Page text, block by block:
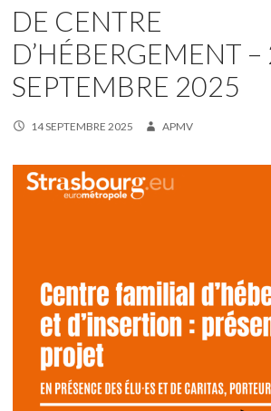
DE CENTRE
D’HÉBERGEMENT –
SEPTEMBRE 2025
14 SEPTEMBRE 2025 APMV